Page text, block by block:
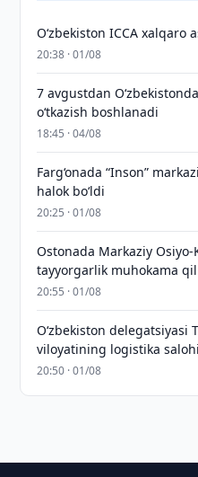
O‘zbekiston ICCA xalqaro
20:38 · 01/08
7 avgustdan
o‘tkazish boshlanadi
18:45 · 04/08
Farg‘onada “Inson”
halok bo‘ldi
20:25 · 01/08
Ostonada Markaziy
tayyorgarlik muhokama
20:55 · 01/08
Oʻzbekiston delegatsiyasi
viloyatining logistika
20:50 · 01/08